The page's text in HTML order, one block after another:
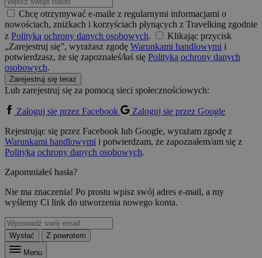
Chcę otrzymywać e-maile z regularnymi informacjami o
nowościach, zniżkach i korzyściach płynących z Travelking zgodnie
z Polityką ochrony danych osobowych.
Klikając przycisk
„Zarejestruj się”, wyrażasz zgodę Warunkami handlowymi i
potwierdzasz, że się zapoznałeś/łaś się Polityką ochrony danych
osobowych.
Zarejestruj się teraz
Lub zarejestruj się za pomocą sieci społecznościowych:
Zaloguj się przez Facebook
Zaloguj się przez Google
Rejestrując się przez Facebook lub Google, wyrażam zgodę z
Warunkami handlowymi i potwierdzam, że zapoznałem/am się z
Polityką ochrony danych osobowych.
Zapomniałeś hasła?
Nie ma znaczenia! Po prostu wpisz swój adres e-mail, a my
wyślemy Ci link do utworzenia nowego konta.
Wysłać
Z powrotem
Menu